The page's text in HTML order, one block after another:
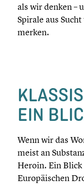
als wir denken –
Spirale aus
merken.
EIN
Wenn wir das
meist an
Heroin. Ein Blick
Europäi­schen